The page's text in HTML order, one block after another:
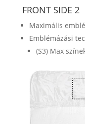
FRONT SIDE 2
Maximális
Emblémázási
(S3) Max